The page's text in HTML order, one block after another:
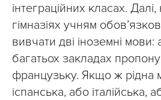
інтеграційних класах.
гімназіях учням
вивчати дві іноземні мови:
багатьох закладах
французьку. Якщо ж рідна
іспанська, або італійська,